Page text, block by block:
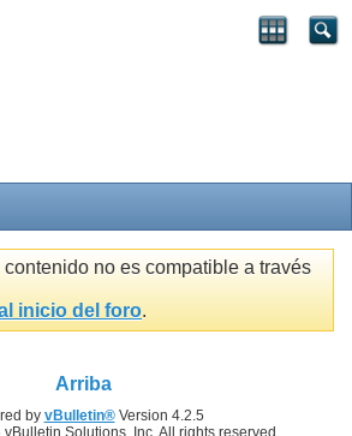
contenido no es compatible a través
inicio del foro.
Arriba
by vBulletin®Version 4.2.5
Solutions, Inc. All rights reserved.